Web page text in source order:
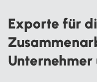
Exporte für